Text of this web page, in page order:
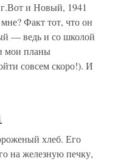
г.Вот и Новый, 1941
Факт тот, что он
— ведь и со школой
мои планы
совсем скоро!). И
хлеб. Его
на железную печку,